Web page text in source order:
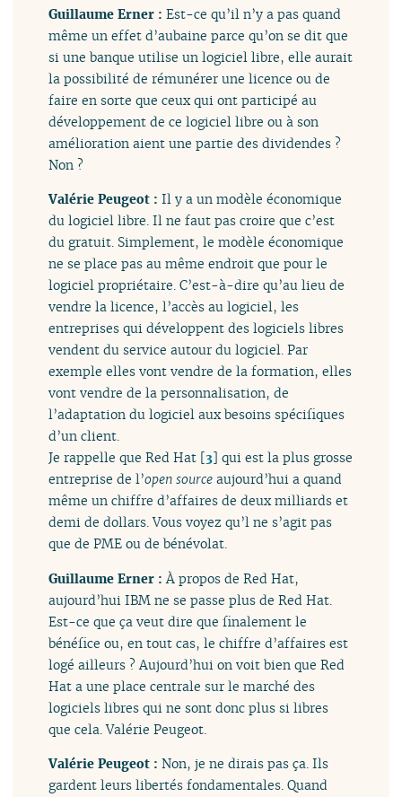
Guillaume Erner :Est-ce qu’il n’y a pas quand
même un effet d’aubaine parce qu’on se dit que
si une banque utilise un logiciel libre, elle aurait
la possibilité de rémunérer une licence ou de
faire en sorte que ceux qui ont participé au
développement de ce logiciel libre ou à son
amélioration aient une partie des dividendes ?
Non ?
Valérie Peugeot :Il y a un modèle économique
du logiciel libre. Il ne faut pas croire que c’est
du gratuit. Simplement, le modèle économique
ne se place pas au même endroit que pour le
logiciel propriétaire. C’est-à-dire qu’au lieu de
vendre la licence, l’accès au logiciel, les
entreprises qui développent des logiciels libres
vendent du service autour du logiciel. Par
exemple elles vont vendre de la formation, elles
vont vendre de la personnalisation, de
l’adaptation du logiciel aux besoins spécifiques
d’un client.
Je rappelle que Red Hat [3] qui est la plus grosse
entreprise de l’open source aujourd’hui a quand
même un chiffre d’affaires de deux milliards et
demi de dollars. Vous voyez qu’l ne s’agit pas
que de PME ou de bénévolat.
Guillaume Erner :À propos de Red Hat,
aujourd’hui IBM ne se passe plus de Red Hat.
Est-ce que ça veut dire que finalement le
bénéfice ou, en tout cas, le chiffre d’affaires est
logé ailleurs ? Aujourd’hui on voit bien que Red
Hat a une place centrale sur le marché des
logiciels libres qui ne sont donc plus si libres
que cela. Valérie Peugeot.
Valérie Peugeot :Non, je ne dirais pas ça. Ils
gardent leurs libertés fondamentales. Quand